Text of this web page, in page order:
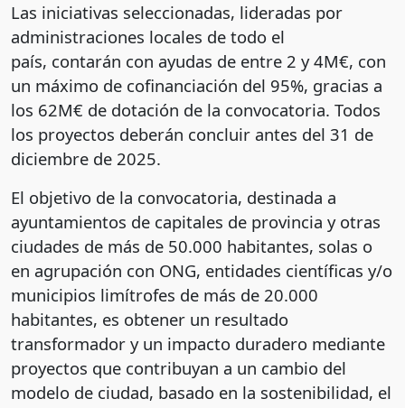
Las iniciativas seleccionadas, lideradas por
administraciones locales de todo el
país, contarán con ayudas de entre 2 y 4M€, con
un máximo de cofinanciación del 95%, gracias a
los 62M€ de dotación de la convocatoria. Todos
los proyectos deberán concluir antes del 31 de
diciembre de 2025.
El objetivo de la convocatoria, destinada a
ayuntamientos de capitales de provincia y otras
ciudades de más de 50.000 habitantes, solas o
en agrupación con ONG, entidades científicas y/o
municipios limítrofes de más de 20.000
habitantes, es obtener un resultado
transformador y un impacto duradero mediante
proyectos que contribuyan a un cambio del
modelo de ciudad, basado en la sostenibilidad, el